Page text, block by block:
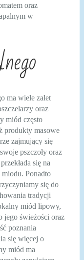
oraz
w
ma wiele zalet
oraz
miód często
produkty masowe
zajmujący się
pszczoły oraz
się na
Ponadto
się do
tradycji
miód lipowy,
jego świeżości oraz
poznania
się więcej o
miód ma